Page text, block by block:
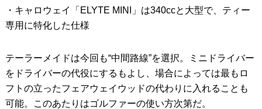
・キャロウェイ「ELYTE MINI」は340ccと大型で、ティー
専用に特化した仕様
テーラーメイドは今回も“中間路線”を選択。ミニドライバー
をドライバーの代役にするもよし、場合によっては最もロ
フトの立ったフェアウェイウッドの代わりに入れることも
可能。このあたりはゴルファーの使い方次第だ。